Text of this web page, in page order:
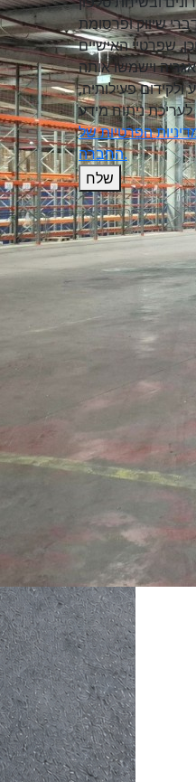
שיווק ופרסומת
שפרטיי האישיים
וישמשו אותה
פעילותיה,
ניתוח מידע
הפרטיות של
החברה.
שלח